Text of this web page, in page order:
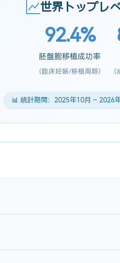
世界トップレ
92.4%
胚盤胞移植成功率
(臨床妊娠/移植周期) (
📊 統計期間：2025年10月 – 2026